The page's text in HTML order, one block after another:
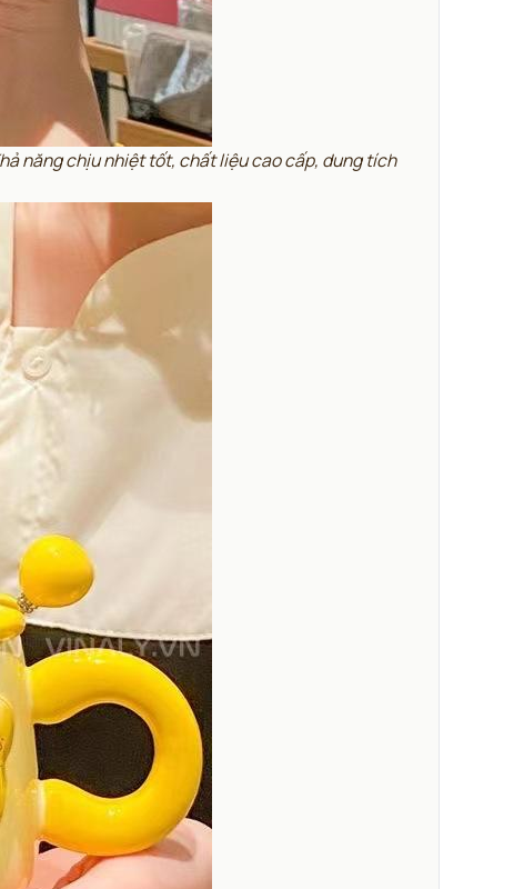
năng chịu nhiệt tốt, chất liệu cao cấp, dung tích